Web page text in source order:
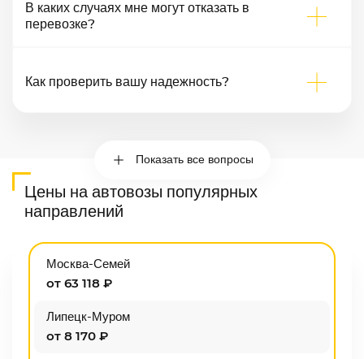
В каких случаях мне могут отказать в
перевозке?
Как проверить вашу надежность?
Показать все вопросы
Цены на автовозы популярных
направлений
Москва-Семей
от 63 118 ₽
Липецк-Муром
от 8 170 ₽